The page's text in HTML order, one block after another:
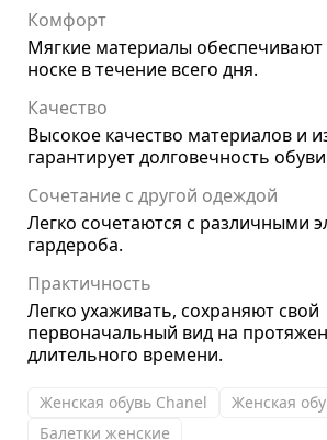
Комфорт
Мягкие материалы обеспечивают
носке в течение всего дня.
Качество
Высокое качество материалов и
гарантирует долговечность
Сочетание с другой одеждой
Легко сочетаются с различными
гардероба.
Практичность
Легко ухаживать, сохраняют свой
первоначальный вид на
длительного времени.
Женская обувь Chanel
Женская
Балетки женские